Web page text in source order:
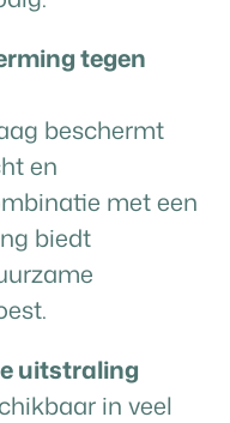
tegen
beschermt
en
met een
biedt
uitstraling
in veel